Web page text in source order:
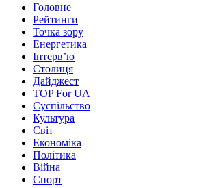
Головне
Рейтинги
Точка зору
Енергетика
Інтерв’ю
Столиця
Дайджест
TOP For UA
Суспiльство
Культура
Світ
Економіка
Політика
Війна
Спорт